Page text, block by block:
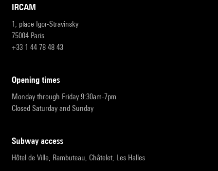
IRCAM
1, place Igor-Stravinsky
75004 Paris
+33 1 44 78 48 43
opening times
Monday through Friday 9:30am-7pm
Closed Saturday and Sunday
subway access
Hôtel de Ville, Rambuteau, Châtelet, Les Halles